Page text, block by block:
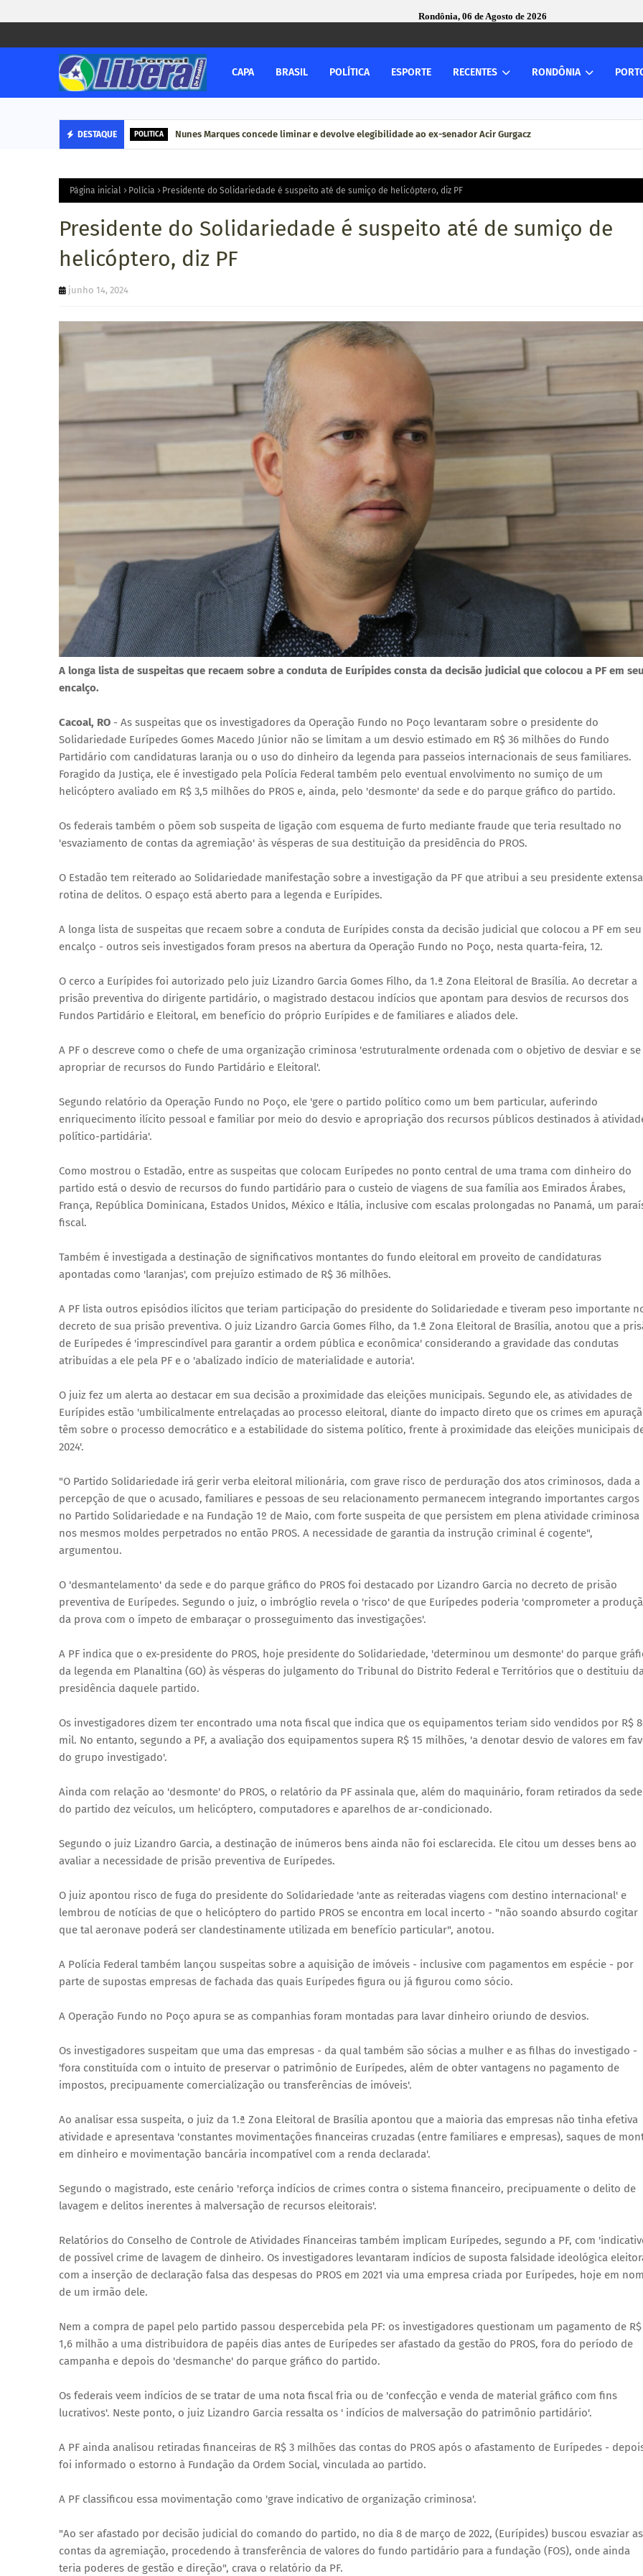
Rondônia, 06 de Agosto de 2026
CAPA BRASIL POLÍTICA ESPORTE RECENTES RONDÔNIA
DESTAQUE POLITICA Nunes Marques concede liminar e devolve elegibilidade ao ex-senador Acir Gurgacz
Página inicial Polícia Presidente do Solidariedade é suspeito até de sumiço de helicóptero, diz PF
Presidente do Solidariedade é suspeito até de sumiço de
helicóptero, diz PF
junho 14, 2024
A longa lista de suspeitas que recaem sobre a conduta de Eurípides consta da decisão judicial que colocou a PF em seu
encalço.
Cacoal, RO - As suspeitas que os investigadores da Operação Fundo no Poço levantaram sobre o presidente do
Solidariedade Eurípedes Gomes Macedo Júnior não se limitam a um desvio estimado em R$ 36 milhões do Fundo
Partidário com candidaturas laranja ou o uso do dinheiro da legenda para passeios internacionais de seus familiares.
Foragido da Justiça, ele é investigado pela Polícia Federal também pelo eventual envolvimento no sumiço de um
helicóptero avaliado em R$ 3,5 milhões do PROS e, ainda, pelo 'desmonte' da sede e do parque gráfico do partido.
Os federais também o põem sob suspeita de ligação com esquema de furto mediante fraude que teria resultado no
'esvaziamento de contas da agremiação' às vésperas de sua destituição da presidência do PROS.
O Estadão tem reiterado ao Solidariedade manifestação sobre a investigação da PF que atribui a seu presidente extensa
rotina de delitos. O espaço está aberto para a legenda e Eurípides.
A longa lista de suspeitas que recaem sobre a conduta de Eurípides consta da decisão judicial que colocou a PF em seu
encalço - outros seis investigados foram presos na abertura da Operação Fundo no Poço, nesta quarta-feira, 12.
O cerco a Eurípides foi autorizado pelo juiz Lizandro Garcia Gomes Filho, da 1.ª Zona Eleitoral de Brasília. Ao decretar a
prisão preventiva do dirigente partidário, o magistrado destacou indícios que apontam para desvios de recursos dos
Fundos Partidário e Eleitoral, em benefício do próprio Eurípides e de familiares e aliados dele.
A PF o descreve como o chefe de uma organização criminosa 'estruturalmente ordenada com o objetivo de desviar e se
apropriar de recursos do Fundo Partidário e Eleitoral'.
Segundo relatório da Operação Fundo no Poço, ele 'gere o partido político como um bem particular, auferindo
enriquecimento ilícito pessoal e familiar por meio do desvio e apropriação dos recursos públicos destinados à
político-partidária'.
Como mostrou o Estadão, entre as suspeitas que colocam Eurípedes no ponto central de uma trama com dinheiro do
partido está o desvio de recursos do fundo partidário para o custeio de viagens de sua família aos Emirados Árabes,
França, República Dominicana, Estados Unidos, México e Itália, inclusive com escalas prolongadas no Panamá, um
fiscal.
Também é investigada a destinação de significativos montantes do fundo eleitoral em proveito de candidaturas
apontadas como 'laranjas', com prejuízo estimado de R$ 36 milhões.
A PF lista outros episódios ilícitos que teriam participação do presidente do Solidariedade e tiveram peso importante
decreto de sua prisão preventiva. O juiz Lizandro Garcia Gomes Filho, da 1.ª Zona Eleitoral de Brasília, anotou que a
de Eurípedes é 'imprescindível para garantir a ordem pública e econômica' considerando a gravidade das condutas
atribuídas a ele pela PF e o 'abalizado indício de materialidade e autoria'.
O juiz fez um alerta ao destacar em sua decisão a proximidade das eleições municipais. Segundo ele, as atividades de
Eurípides estão 'umbilicalmente entrelaçadas ao processo eleitoral, diante do impacto direto que os crimes em
têm sobre o processo democrático e a estabilidade do sistema político, frente à proximidade das eleições municipais
2024'.
"O Partido Solidariedade irá gerir verba eleitoral milionária, com grave risco de perduração dos atos criminosos, dada a
percepção de que o acusado, familiares e pessoas de seu relacionamento permanecem integrando importantes cargos
no Partido Solidariedade e na Fundação 1º de Maio, com forte suspeita de que persistem em plena atividade criminosa
nos mesmos moldes perpetrados no então PROS. A necessidade de garantia da instrução criminal é cogente",
argumentou.
O 'desmantelamento' da sede e do parque gráfico do PROS foi destacado por Lizandro Garcia no decreto de prisão
preventiva de Eurípedes. Segundo o juiz, o imbróglio revela o 'risco' de que Eurípedes poderia 'comprometer a
da prova com o ímpeto de embaraçar o prosseguimento das investigações'.
A PF indica que o ex-presidente do PROS, hoje presidente do Solidariedade, 'determinou um desmonte' do parque
da legenda em Planaltina (GO) às vésperas do julgamento do Tribunal do Distrito Federal e Territórios que o destituiu
presidência daquele partido.
Os investigadores dizem ter encontrado uma nota fiscal que indica que os equipamentos teriam sido vendidos por R$
mil. No entanto, segundo a PF, a avaliação dos equipamentos supera R$ 15 milhões, 'a denotar desvio de valores em
do grupo investigado'.
Ainda com relação ao 'desmonte' do PROS, o relatório da PF assinala que, além do maquinário, foram retirados da sede
do partido dez veículos, um helicóptero, computadores e aparelhos de ar-condicionado.
Segundo o juiz Lizandro Garcia, a destinação de inúmeros bens ainda não foi esclarecida. Ele citou um desses bens ao
avaliar a necessidade de prisão preventiva de Eurípedes.
O juiz apontou risco de fuga do presidente do Solidariedade 'ante as reiteradas viagens com destino internacional' e
lembrou de notícias de que o helicóptero do partido PROS se encontra em local incerto - "não soando absurdo cogitar
que tal aeronave poderá ser clandestinamente utilizada em benefício particular", anotou.
A Polícia Federal também lançou suspeitas sobre a aquisição de imóveis - inclusive com pagamentos em espécie - por
parte de supostas empresas de fachada das quais Eurípedes figura ou já figurou como sócio.
A Operação Fundo no Poço apura se as companhias foram montadas para lavar dinheiro oriundo de desvios.
Os investigadores suspeitam que uma das empresas - da qual também são sócias a mulher e as filhas do investigado -
'fora constituída com o intuito de preservar o patrimônio de Eurípedes, além de obter vantagens no pagamento de
impostos, precipuamente comercialização ou transferências de imóveis'.
Ao analisar essa suspeita, o juiz da 1.ª Zona Eleitoral de Brasília apontou que a maioria das empresas não tinha efetiva
atividade e apresentava 'constantes movimentações financeiras cruzadas (entre familiares e empresas), saques de
em dinheiro e movimentação bancária incompatível com a renda declarada'.
Segundo o magistrado, este cenário 'reforça indícios de crimes contra o sistema financeiro, precipuamente o delito de
lavagem e delitos inerentes à malversação de recursos eleitorais'.
Relatórios do Conselho de Controle de Atividades Financeiras também implicam Eurípedes, segundo a PF, com
de possível crime de lavagem de dinheiro. Os investigadores levantaram indícios de suposta falsidade ideológica
com a inserção de declaração falsa das despesas do PROS em 2021 via uma empresa criada por Eurípedes, hoje em
de um irmão dele.
Nem a compra de papel pelo partido passou despercebida pela PF: os investigadores questionam um pagamento de R$
1,6 milhão a uma distribuidora de papéis dias antes de Eurípedes ser afastado da gestão do PROS, fora do período de
campanha e depois do 'desmanche' do parque gráfico do partido.
Os federais veem indícios de se tratar de uma nota fiscal fria ou de 'confecção e venda de material gráfico com fins
lucrativos'. Neste ponto, o juiz Lizandro Garcia ressalta os ' indícios de malversação do patrimônio partidário'.
A PF ainda analisou retiradas financeiras de R$ 3 milhões das contas do PROS após o afastamento de Eurípedes -
foi informado o estorno à Fundação da Ordem Social, vinculada ao partido.
A PF classificou essa movimentação como 'grave indicativo de organização criminosa'.
"Ao ser afastado por decisão judicial do comando do partido, no dia 8 de março de 2022, (Eurípides) buscou esvaziar as
contas da agremiação, procedendo à transferência de valores do fundo partidário para a fundação (FOS), onde ainda
teria poderes de gestão e direção", crava o relatório da PF.